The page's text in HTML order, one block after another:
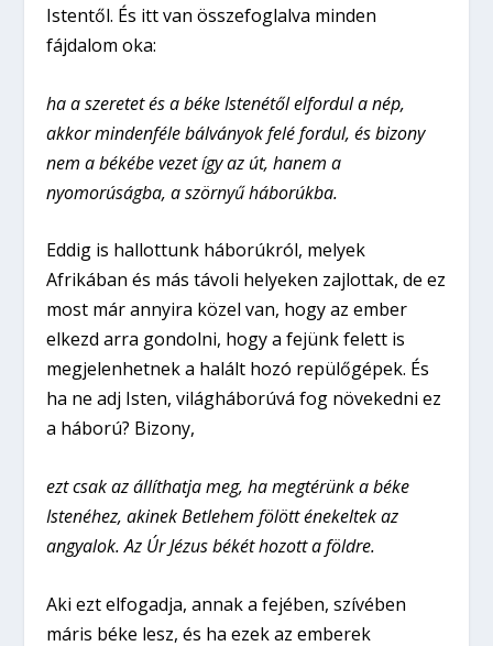
Istentől. És itt van összefoglalva minden
fájdalom oka:
ha a szeretet és a béke Istenétől elfordul a nép,
akkor mindenféle bálványok felé fordul, és bizony
nem a békébe vezet így az út, hanem a
nyomorúságba, a szörnyű háborúkba.
Eddig is hallottunk háborúkról, melyek
Afrikában és más távoli helyeken zajlottak, de ez
most már annyira közel van, hogy az ember
elkezd arra gondolni, hogy a fejünk felett is
megjelenhetnek a halált hozó repülőgépek. És
ha ne adj Isten, világháborúvá fog növekedni ez
a háború? Bizony,
ezt csak az állíthatja meg, ha megtérünk a béke
Istenéhez, akinek Betlehem fölött énekeltek az
angyalok. Az Úr Jézus békét hozott a földre.
Aki ezt elfogadja, annak a fejében, szívében
máris béke lesz, és ha ezek az emberek